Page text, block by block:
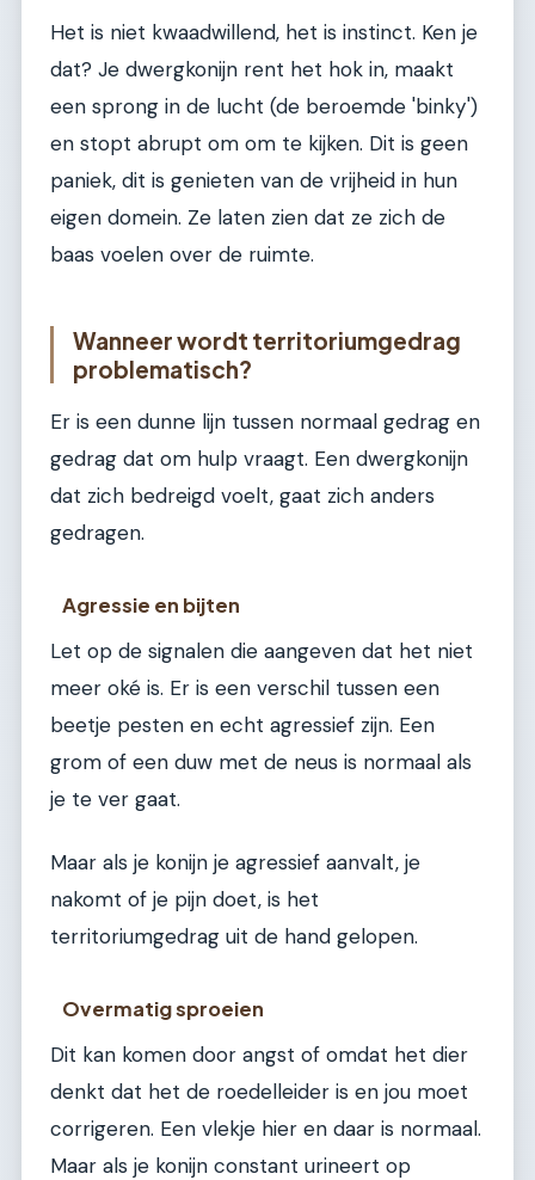
Het is niet kwaadwillend, het is instinct. Ken je
dat? Je dwergkonijn rent het hok in, maakt
een sprong in de lucht (de beroemde 'binky')
en stopt abrupt om om te kijken. Dit is geen
paniek, dit is genieten van de vrijheid in hun
eigen domein. Ze laten zien dat ze zich de
baas voelen over de ruimte.
Wanneer wordt territoriumgedrag
problematisch?
Er is een dunne lijn tussen normaal gedrag en
gedrag dat om hulp vraagt. Een dwergkonijn
dat zich bedreigd voelt, gaat zich anders
gedragen.
Agressie en bijten
Let op de signalen die aangeven dat het niet
meer oké is. Er is een verschil tussen een
beetje pesten en echt agressief zijn. Een
grom of een duw met de neus is normaal als
je te ver gaat.
Maar als je konijn je agressief aanvalt, je
nakomt of je pijn doet, is het
territoriumgedrag uit de hand gelopen.
Overmatig sproeien
Dit kan komen door angst of omdat het dier
denkt dat het de roedelleider is en jou moet
corrigeren. Een vlekje hier en daar is normaal.
Maar als je konijn constant urineert op